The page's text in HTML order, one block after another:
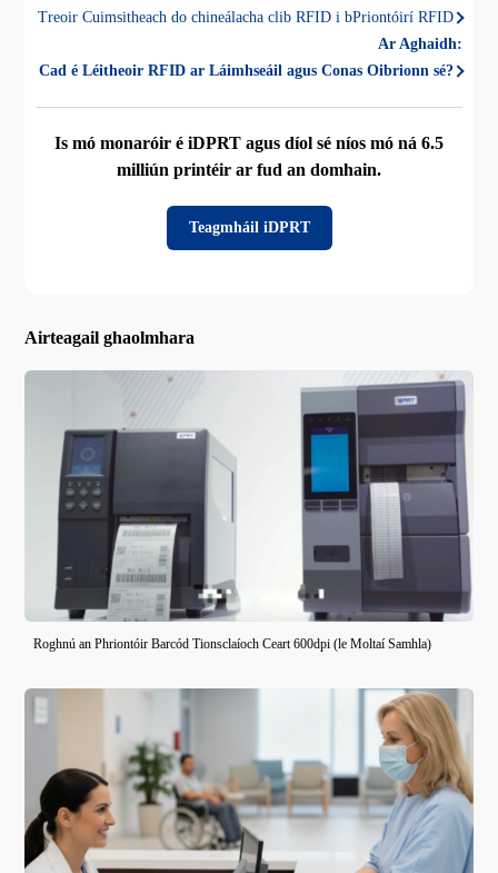
Treoir Cuimsitheach do chineálacha clib RFID i bPriontóirí RFID
Ar Aghaidh:
Cad é Léitheoir RFID ar Láimhseáil agus Conas Oibrionn sé?
Is mó monaróir é iDPRT agus díol sé níos mó ná 6.5
milliún printéir ar fud an domhain.
Teagmháil iDPRT
Airteagail ghaolmhara
Roghnú an Phriontóir Barcód Tionsclaíoch Ceart 600dpi (le Moltaí Samhla)